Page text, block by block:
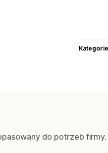
Kategorie
do potrzeb firmy.